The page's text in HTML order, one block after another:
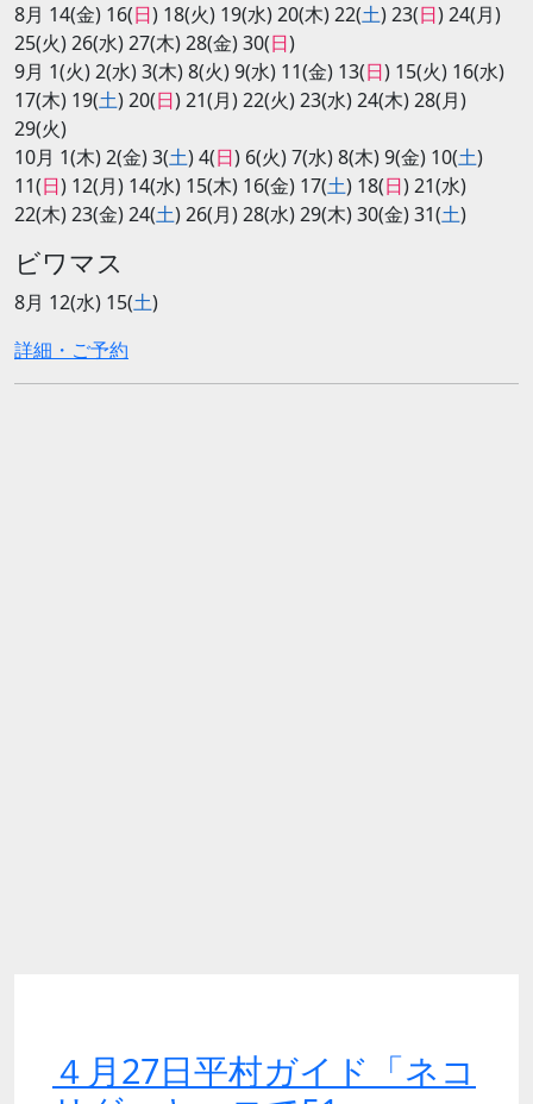
8月 14(金) 16(日) 18(火) 19(水) 20(木) 22(土) 23(日) 24(月)
25(火) 26(水) 27(木) 28(金) 30(日)
9月 1(火) 2(水) 3(木) 8(火) 9(水) 11(金) 13(日) 15(火) 16(水)
17(木) 19(土) 20(日) 21(月) 22(火) 23(水) 24(木) 28(月)
29(火)
10月 1(木) 2(金) 3(土) 4(日) 6(火) 7(水) 8(木) 9(金) 10(土)
11(日) 12(月) 14(水) 15(木) 16(金) 17(土) 18(日) 21(水)
22(木) 23(金) 24(土) 26(月) 28(水) 29(木) 30(金) 31(土)
ビワマス
8月 12(水) 15(土)
詳細・ご予約
４月27日平村ガイド「ネコ